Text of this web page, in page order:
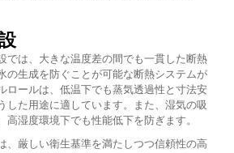
では、大きな温度差の間でも一貫した断熱
の生成を防ぐことが可能な断熱システムが
ロールは、低温下でも蒸気透過性と寸法安
した用途に適しています。また、湿気の吸
高湿度環境下でも性能低下を防ぎます。
、厳しい衛生基準を満たしつつ信頼性の高